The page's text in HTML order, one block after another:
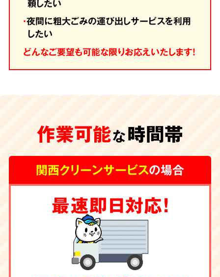
頼したい
・夜間に粗大ごみの運び出しサービスを利用
したい
どんなご要望も可能な限りお応えいたします！
作業可能な時間帯
関西クリーンサービスの場合
最速即日対応！